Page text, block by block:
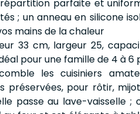
parfaite et
; un anneau en silicone
mains de la chaleur
33 cm, largeur 25,
pour une famille de 4 à 6
comble les cuisiniers
préservées, pour rôtir,
passe au lave-vaisselle ;